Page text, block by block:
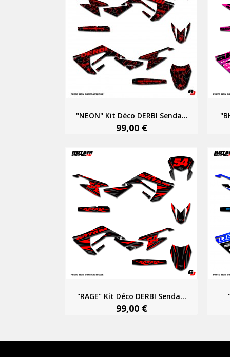
"NEON" Kit Déco DERBI Senda...
99,00 €
"RAGE" Kit Déco DERBI Senda...
99,00 €